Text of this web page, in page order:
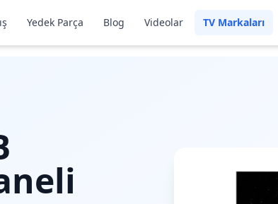
Yedek Parça Blog Videolar TV Markaları